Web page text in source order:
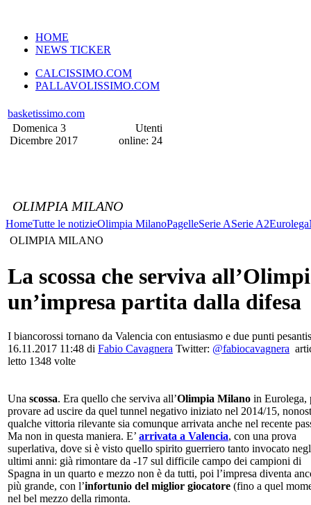
HOME
NEWS TICKER
CALCISSIMO.COM
PALLAVOLISSIMO.COM
basketissimo.com
Domenica 3
Dicembre 2017
Utenti
online: 24
OLIMPIA MILANO
HomeTutte le notizieOlimpia MilanoPagelleSerie ASerie A2Eurolega
OLIMPIA MILANO
La scossa che serviva
un’impresa partita dalla difesa
I biancorossi tornano da Valencia con entusiasmo e due punti
16.11.2017 11:48 di Fabio Cavagnera Twitter: @fabiocavagnera
letto 1348 volte
Una scossa. Era quello che serviva all’Olimpia Milano in Eurolega,
provare ad uscire da quel tunnel negativo iniziato nel 2014/15,
qualche vittoria rilevante sia comunque arrivata anche nel recente
Ma non in questa maniera. E’ arrivata a Valencia, con una prova
superlativa, dove si è visto quello spirito guerriero tanto invocato
ultimi anni: già rimontare da -17 sul difficile campo dei campioni di
Spagna in un quarto e mezzo non è da tutti, poi l’impresa diventa
più grande, con l’infortunio del miglior giocatore (fino a quel
nel bel mezzo della rimonta.